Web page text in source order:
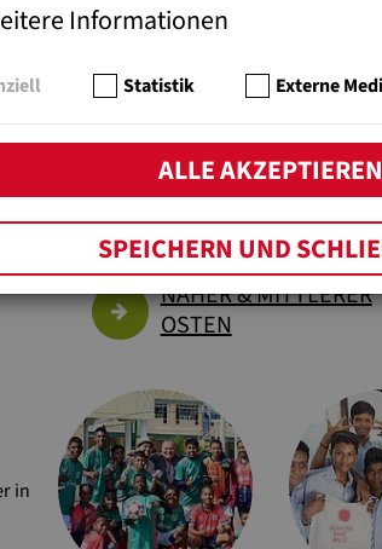
THEMEN &
AFRIKA
NAHER & MITTLERER
OSTEN
in
Informationen
Statistik Externe
ALLE AKZEPTIEREN
SPEICHERN UND